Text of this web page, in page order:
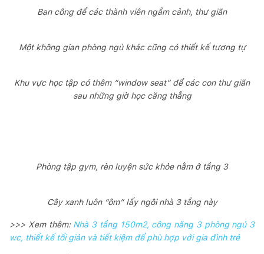
Ban công để các thành viên ngắm cảnh, thư giãn
Một không gian phòng ngủ khác cũng có thiết kế tương tự
Khu vực học tập có thêm “window seat” để các con thư giãn
sau những giờ học căng thẳng
Phòng tập gym, rèn luyện sức khỏe nằm ở tầng 3
Cây xanh luôn “ôm” lấy ngôi nhà 3 tầng này
>>> Xem thêm: Nhà 3 tầng 150m2, công năng 3 phòng ngủ 3
wc, thiết kế tối giản và tiết kiệm để phù hợp với gia đình trẻ